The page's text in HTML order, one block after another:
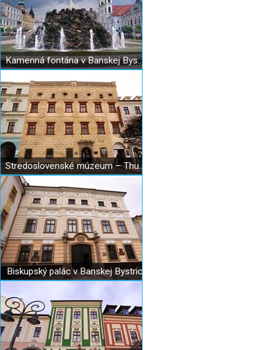
Kamenná fontána v Banskej Bystrici
Stredoslovenské múzeum – Thurzov dom
Biskupský palác v Banskej Bystrici